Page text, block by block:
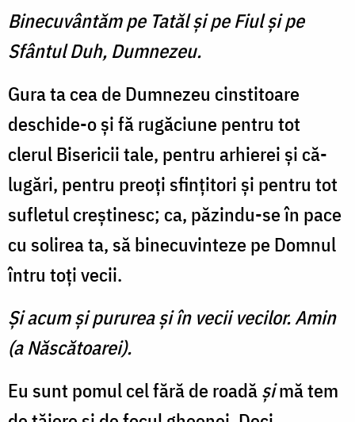
Binecuvântăm pe Tatăl şi pe Fiul şi pe
Sfântul Duh, Dumnezeu.
Gura ta cea de Dumnezeu cinstitoare
deschide-o şi fă ru­găciune pentru tot
clerul Bise­ricii tale, pentru arhierei şi că­
lugări, pentru preoţi sfinţitori şi pentru tot
sufletul creştinesc; ca, păzindu-se în pace
cu solirea ta, să binecuvinteze pe Domnul
întru toţi vecii.
Şi acum şi pururea şi în vecii vecilor. Amin
(a Născătoarei).
Eu sunt pomul cel fără de roadăşimă tem